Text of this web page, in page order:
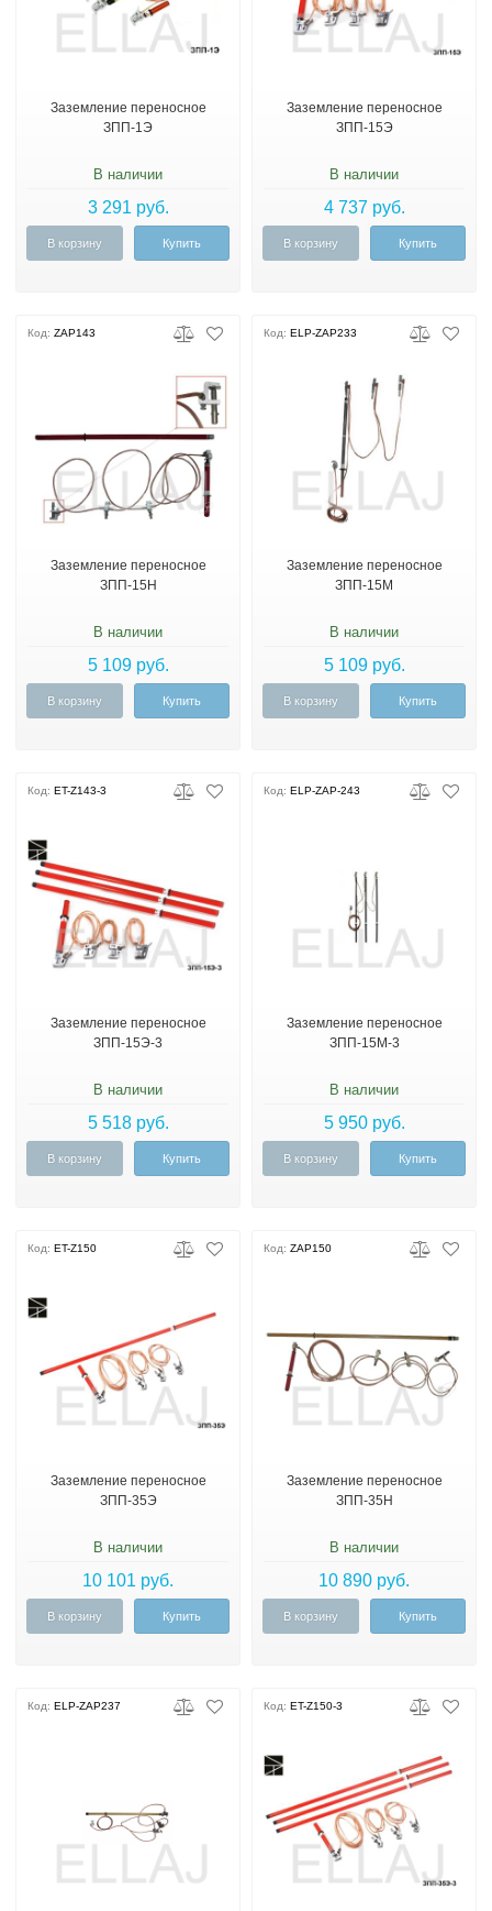
Заземление переносное
ЗПП-1Э
В наличии
3 291 руб.
В корзину Купить
Заземление переносное
ЗПП-15Э
В наличии
4 737 руб.
В корзину Купить
Код: ZAP143
Заземление переносное
ЗПП-15Н
В наличии
5 109 руб.
В корзину Купить
Код: ELP-ZAP233
Заземление переносное
ЗПП-15М
В наличии
5 109 руб.
В корзину Купить
Код: ET-Z143-3
Заземление переносное
ЗПП-15Э-3
В наличии
5 518 руб.
В корзину Купить
Код: ELP-ZAP-243
Заземление переносное
ЗПП-15М-3
В наличии
5 950 руб.
В корзину Купить
Код: ET-Z150
Заземление переносное
ЗПП-35Э
В наличии
10 101 руб.
В корзину Купить
Код: ZAP150
Заземление переносное
ЗПП-35Н
В наличии
10 890 руб.
В корзину Купить
Код: ELP-ZAP237 Код: ET-Z150-3